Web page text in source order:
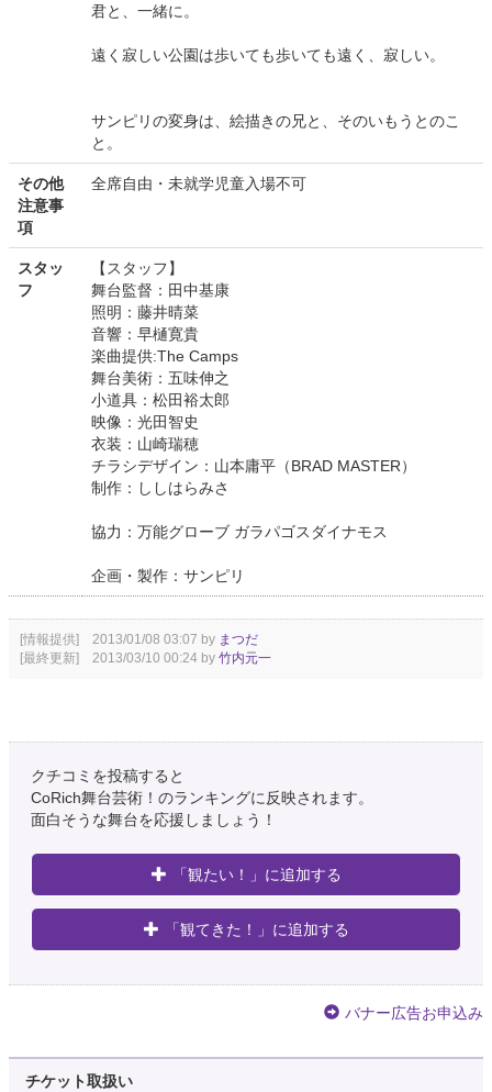
君と、一緒に。
遠く寂しい公園は歩いても歩いても遠く、寂しい。
サンピリの変身は、絵描きの兄と、そのいもうとのこ
と。
その他
注意事
項
全席自由・未就学児童入場不可
スタッ
フ
【スタッフ】
舞台監督：田中基康
照明：藤井晴菜
音響：早樋寛貴
楽曲提供:The Camps
舞台美術：五味伸之
小道具：松田裕太郎
映像：光田智史
衣装：山崎瑞穂
チラシデザイン：山本庸平（BRAD MASTER）
制作：ししはらみさ
協力：万能グローブ ガラパゴスダイナモス
企画・製作：サンピリ
[情報提供] 2013/01/08 03:07 by まつだ
[最終更新] 2013/03/10 00:24 by 竹内元一
クチコミを投稿すると
CoRich舞台芸術！のランキングに反映されます。
面白そうな舞台を応援しましょう！
「観たい！」に追加する
「観てきた！」に追加する
バナー広告お申込み
チケット取扱い